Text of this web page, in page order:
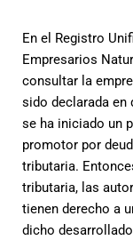
En el Registro
Empresarios
consultar la
sido declarada en
se ha iniciado un
promotor por
tributaria.
tributaria, las
tienen derecho a
dicho